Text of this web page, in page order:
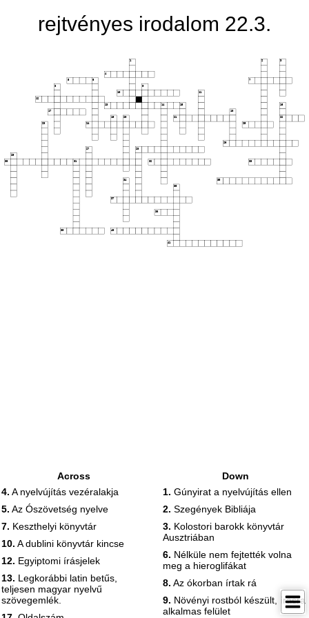
rejtvényes irodalom 22.3.
1 2 3
4
5 6 7
9
10 11
12
13 14 15 16
17 18
19 20 21 22
23 24 25
26
27 28
29
30 31 32 33
34 35
36
37
38
39 40
41
Across
4. A nyelvújítás vezéralakja
5. Az Ószövetség nyelve
7. Keszthelyi könyvtár
10. A dublini könyvtár kincse
12. Egyiptomi írásjelek
13. Legkorábbi latin betűs,
teljesen magyar nyelvű
szövegemlék.
Down
1. Gúnyirat a nyelvújítás ellen
2. Szegények Bibliája
3. Kolostori barokk könyvtár
Ausztriában
6. Nélküle nem fejtették volna
meg a hieroglifákat
8. Az ókorban írtak rá
9. Növényi rostból készült, írásra
alkalmas felület